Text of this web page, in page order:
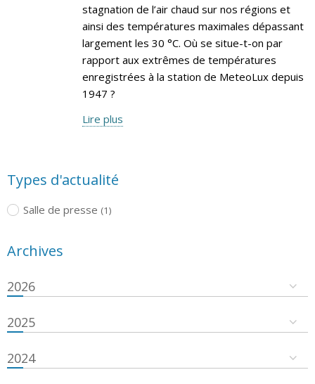
stagnation de l’air chaud sur nos régions et
ainsi des températures maximales dépassant
largement les 30 °C. Où se situe-t-on par
rapport aux extrêmes de températures
enregistrées à la station de MeteoLux depuis
1947 ?
Lire plus
Types d'actualité
Salle de presse (1)
Archives
2026
2025
2024